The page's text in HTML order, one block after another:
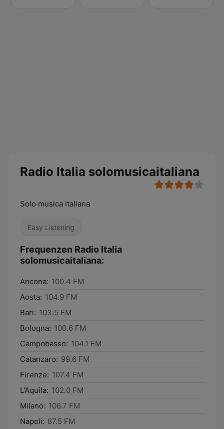
Radio Italia solomusicaitaliana
Solo musica italiana
Easy Listening
Frequenzen Radio Italia
solomusicaitaliana:
Ancona: 100.4 FM
Aosta: 104.9 FM
Bari: 103.5 FM
Bologna: 100.6 FM
Campobasso: 104.1 FM
Catanzaro: 99.6 FM
Firenze: 107.4 FM
L'Aquila: 102.0 FM
Milano: 106.7 FM
Napoli: 87.5 FM